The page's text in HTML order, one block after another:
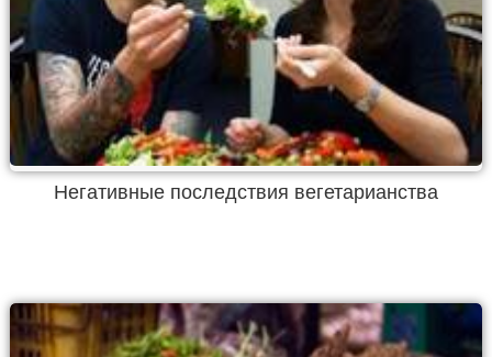
Негативные последствия вегетарианства